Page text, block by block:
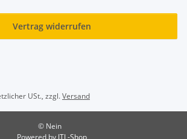
Vertrag widerrufen
USt., zzgl.Versand
© Nein